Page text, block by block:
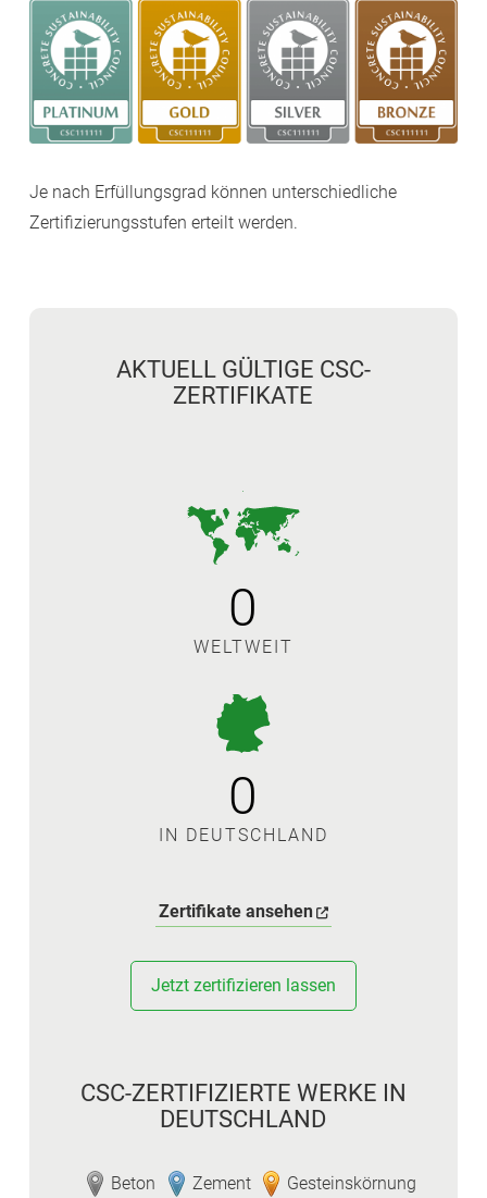
Je nach Erfüllungsgrad können unterschiedliche
Zertifizierungsstufen erteilt werden.
AKTUELL GÜLTIGE CSC-
ZERTIFIKATE
0
WELTWEIT
0
IN DEUTSCHLAND
Zertifikate ansehen
Jetzt zertifizieren lassen
CSC-ZERTIFIZIERTE WERKE IN
DEUTSCHLAND
Beton Zement Gesteinskörnung